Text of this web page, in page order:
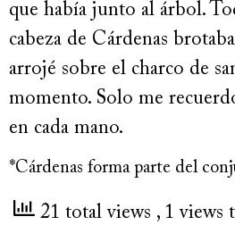
que había junto al árbol.
cabeza de Cárdenas
arrojé sobre el charco de
momento. Solo me
en cada mano.
*Cárdenas forma parte del
21 total views , 1 views